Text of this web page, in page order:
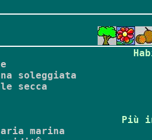
soleggiata
secca
Più
marina